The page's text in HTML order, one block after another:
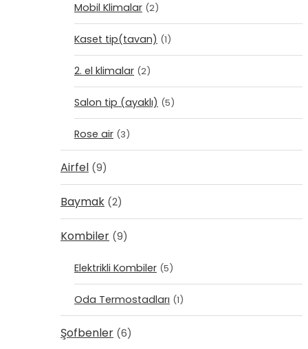
Mobil Klimalar (2)
Kaset tip(tavan) (1)
2. el klimalar (2)
Salon tip (ayaklı) (5)
Rose air (3)
Airfel (9)
Baymak (2)
Kombiler (9)
Elektrikli Kombiler (5)
Oda Termostadları (1)
Şofbenler (6)